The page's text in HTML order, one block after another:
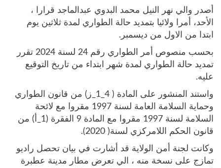
أصدر والي نهر النيل محمد البدوي عبدالماجد قرارا ،
الأحد، أمرا ولائيا بتمديد حالة الطواري لمدة ثلاثين يوم
ابتدا من الاول من ديسمبر.
بحسب منصوص أمر الطواري رقم 24 لسنة 2024 تقرر
تمديد حالة الطواري لمدة شهر ابتداء من تاريخ التوقيع
عليه.
واستند المنشور على المادة ( 4_1_ز) من قانون الطواري
وحماية السلامة العامة لسنة 1997 مقروا مع لائحة
السلامة لسنة 1997 مقروا مع المادة 9 الفقرة (1_أ) من
قانون الحكم اللامركزي لسنة( 2020).
وكانت لجنة أمن الولاية قد أشارت في بيان تحصل راديو
تمازج على نسخة منه ، الي تعرض مطار مدينة عطبرة